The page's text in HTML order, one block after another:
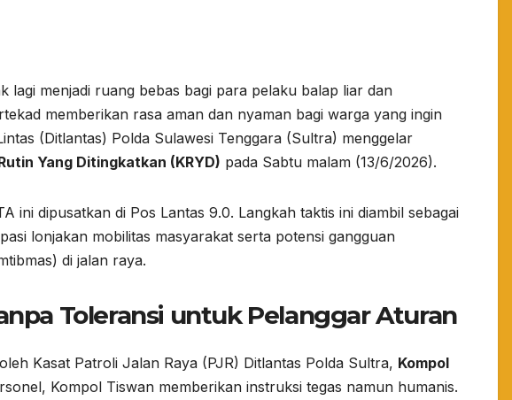
lagi menjadi ruang bebas bagi para pelaku balap liar dan
memberikan rasa aman dan nyaman bagi warga yang ingin
(Ditlantas) Polda Sulawesi Tenggara (Sultra) menggelar
Yang Ditingkatkan (KRYD) pada Sabtu malam (13/6/2026).
ini dipusatkan di Pos Lantas 9.0. Langkah taktis ini diambil sebagai
lonjakan mobilitas masyarakat serta potensi gangguan
di jalan raya.
Toleransi untuk Pelanggar Aturan
Kasat Patroli Jalan Raya (PJR) Ditlantas Polda Sultra, Kompol
Kompol Tiswan memberikan instruksi tegas namun humanis.